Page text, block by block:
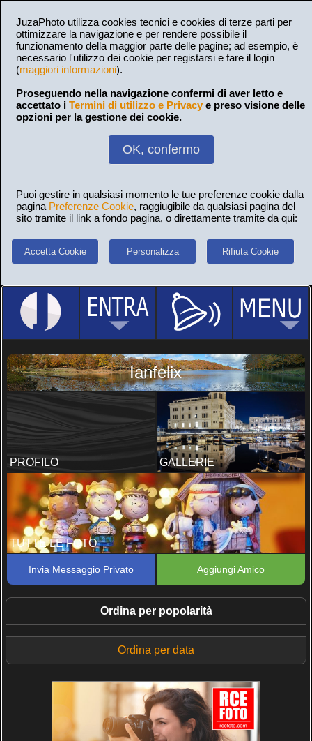
JuzaPhoto utilizza cookies tecnici e cookies di terze parti per
ottimizzare la navigazione e per rendere possibile il
funzionamento della maggior parte delle pagine; ad esempio, è
necessario l'utilizzo dei cookie per registarsi e fare il login
(maggiori informazioni).
Proseguendo nella navigazione confermi di aver letto e
accettato i Termini di utilizzo e Privacy e preso visione delle
opzioni per la gestione dei cookie.
OK, confermo
Puoi gestire in qualsiasi momento le tue preferenze cookie dalla
pagina Preferenze Cookie, raggiugibile da qualsiasi pagina del
sito tramite il link a fondo pagina, o direttamente tramite da qui:
Accetta Cookie Personalizza Rifiuta Cookie
Ianfelix
PROFILO GALLERIE
TUTTE LE FOTO
Invia Messaggio Privato Aggiungi Amico
Ordina per popolarità
Ordina per data